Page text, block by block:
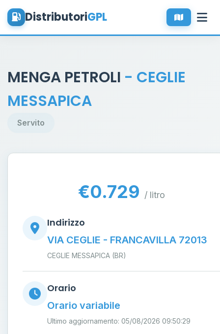
DistributoriGPL
MENGA PETROLI - CEGLIE
MESSAPICA
Servito
€0.729 / litro
Indirizzo
VIA CEGLIE - FRANCAVILLA 72013
CEGLIE MESSAPICA (BR)
Orario
Orario variabile
Ultimo aggiornamento: 05/08/2026 09:50:29